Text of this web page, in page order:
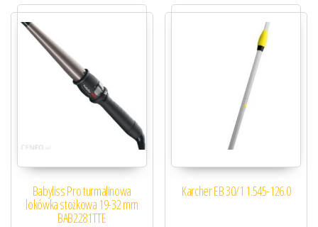
Babyliss Pro turmalinowa
lokówka stożkowa 19-32 mm
BAB2281TTE
Karcher EB 30/1 1.545-126.0